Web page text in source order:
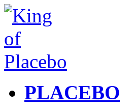
PLACEBO